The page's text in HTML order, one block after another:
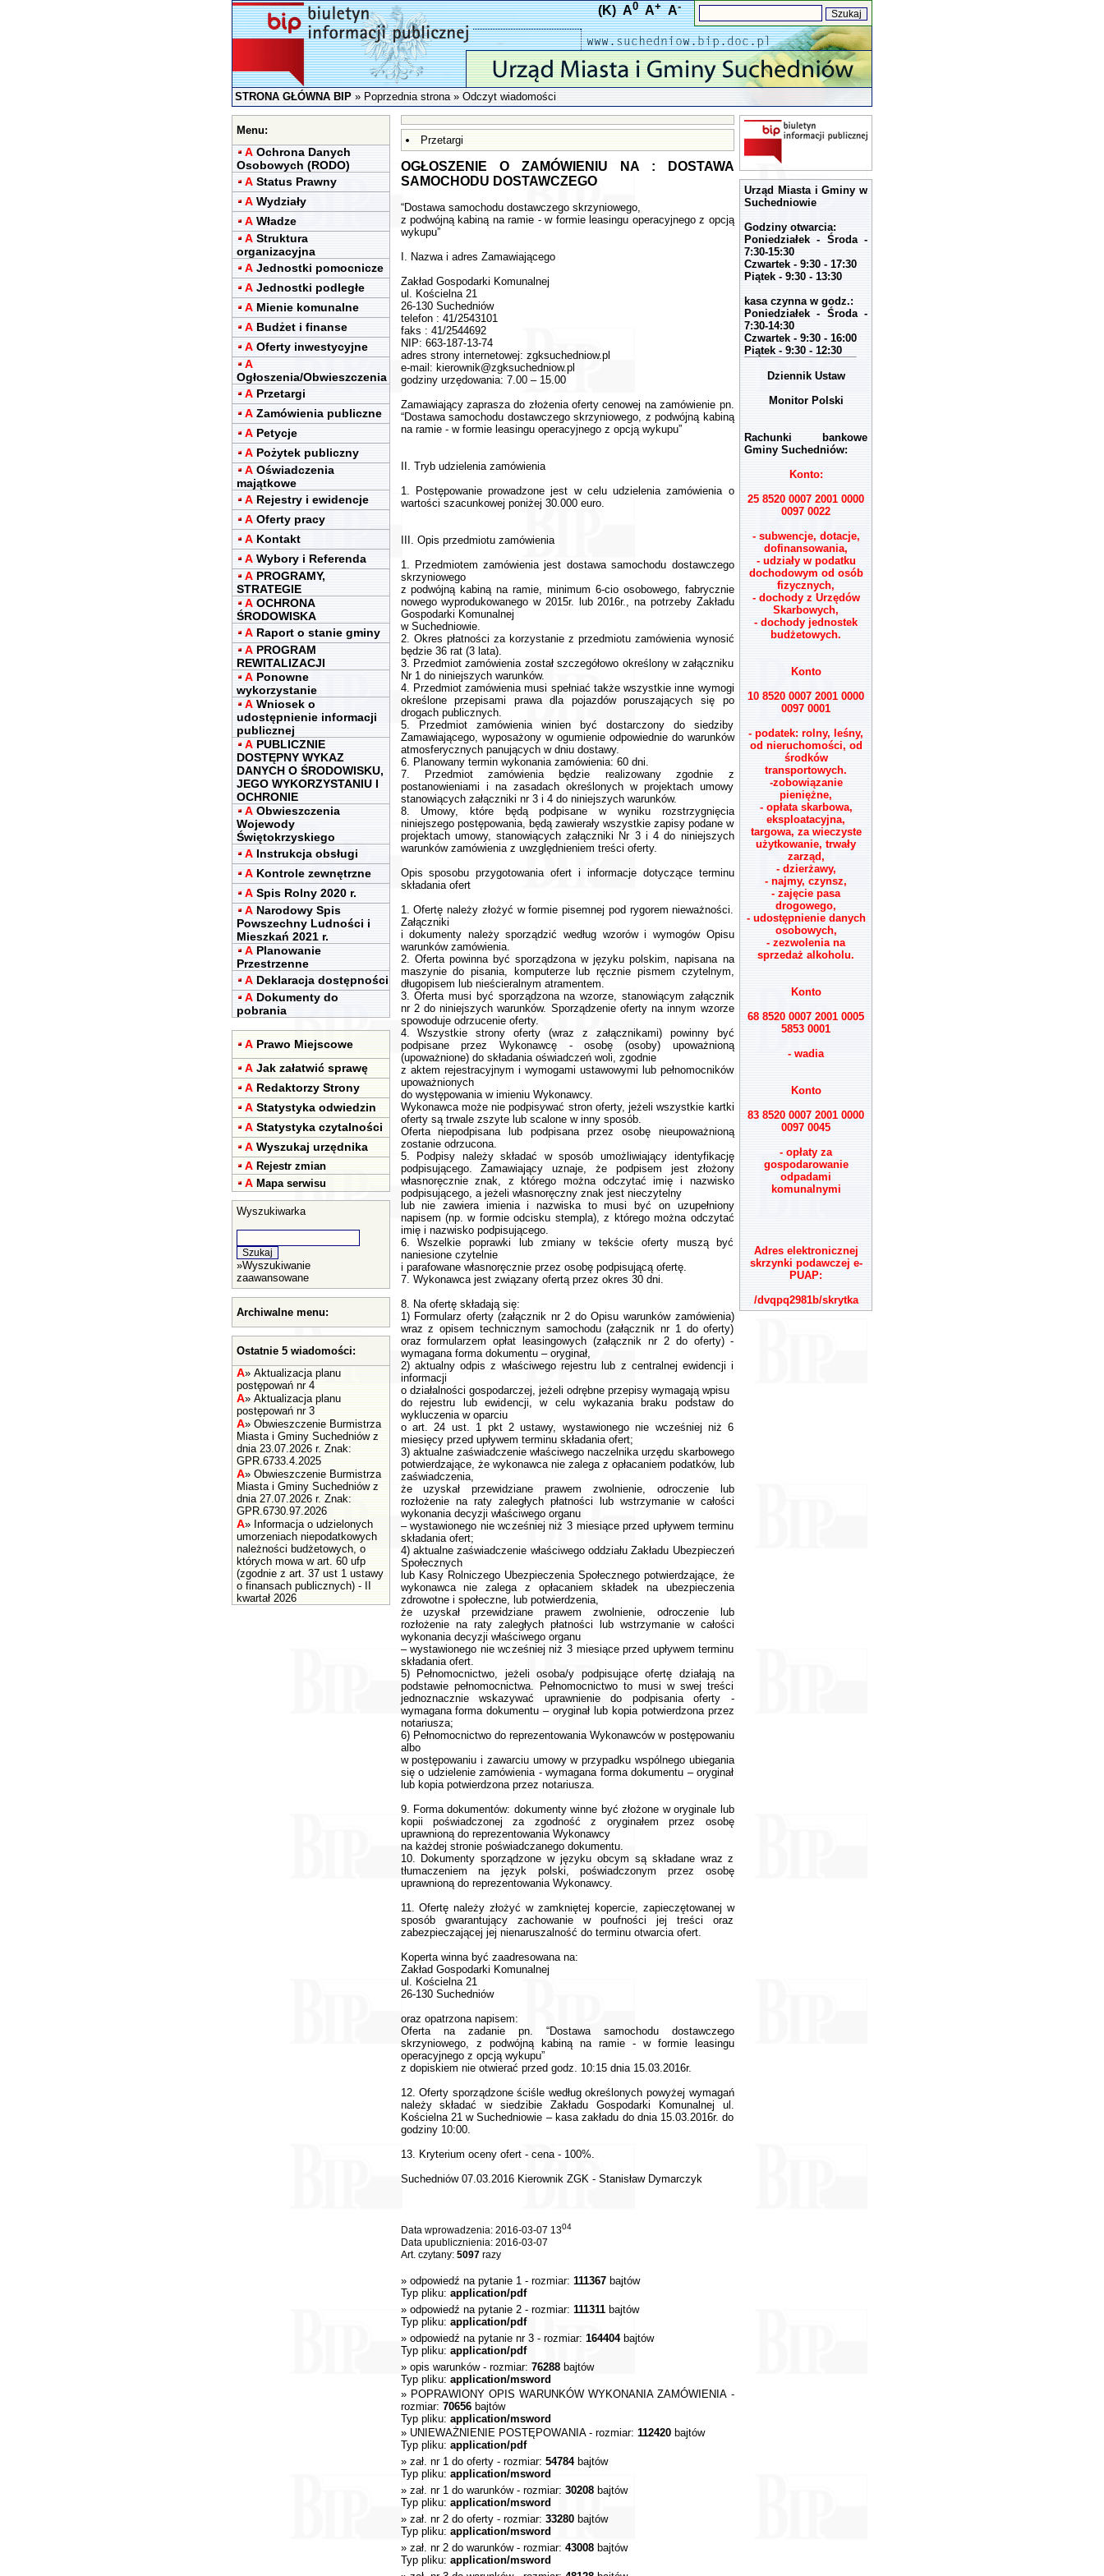
(K) A0 A+ A-
STRONA GŁÓWNA BIP»Poprzednia strona» Odczyt wiadomości
Menu:
A Ochrona Danych
Osobowych (RODO)
A Status Prawny
A Wydziały
A Władze
A Struktura
organizacyjna
A Jednostki pomocnicze
A Jednostki podległe
A Mienie komunalne
A Budżet i finanse
A Oferty inwestycyjne
A
Ogłoszenia/Obwieszczenia
A Przetargi
A Zamówienia publiczne
A Petycje
A Pożytek publiczny
A Oświadczenia
majątkowe
A Rejestry i ewidencje
A Oferty pracy
A Kontakt
A Wybory i Referenda
A PROGRAMY,
STRATEGIE
A OCHRONA
ŚRODOWISKA
A Raport o stanie gminy
A PROGRAM
REWITALIZACJI
A Ponowne
wykorzystanie
A Wniosek o
udostępnienie informacji
publicznej
A PUBLICZNIE
DOSTĘPNY WYKAZ
DANYCH O ŚRODOWISKU,
JEGO WYKORZYSTANIU I
OCHRONIE
A Obwieszczenia
Wojewody
Świętokrzyskiego
A Instrukcja obsługi
A Kontrole zewnętrzne
A Spis Rolny 2020 r.
A Narodowy Spis
Powszechny Ludności i
Mieszkań 2021 r.
A Planowanie
Przestrzenne
A Deklaracja dostępności
A Dokumenty do
pobrania
A Prawo Miejscowe
A Jak załatwić sprawę
A Redaktorzy Strony
A Statystyka odwiedzin
A Statystyka czytalności
A Wyszukaj urzędnika
A Rejestr zmian
A Mapa serwisu
Wyszukiwarka
»Wyszukiwanie
zaawansowane
Archiwalne menu:
Ostatnie 5 wiadomości:
A» Aktualizacja planu
postępowań nr 4
A» Aktualizacja planu
postępowań nr 3
A» Obwieszczenie Burmistrza
Miasta i Gminy Suchedniów z
dnia 23.07.2026 r. Znak:
GPR.6733.4.2025
A» Obwieszczenie Burmistrza
Miasta i Gminy Suchedniów z
dnia 27.07.2026 r. Znak:
GPR.6730.97.2026
A» Informacja o udzielonych
umorzeniach niepodatkowych
należności budżetowych, o
których mowa w art. 60 ufp
(zgodnie z art. 37 ust 1 ustawy
o finansach publicznych) - II
kwartał 2026
Przetargi
OGŁOSZENIE O ZAMÓWIENIU NA : DOSTAWA
SAMOCHODU DOSTAWCZEGO
“Dostawa samochodu dostawczego skrzyniowego,
z podwójną kabiną na ramie - w formie leasingu operacyjnego z opcją
wykupu”
I. Nazwa i adres Zamawiającego
Zakład Gospodarki Komunalnej
ul. Kościelna 21
26-130 Suchedniów
telefon : 41/2543101
faks : 41/2544692
NIP: 663-187-13-74
adres strony internetowej: zgksuchedniow.pl
e-mail: kierownik@zgksuchedniow.pl
godziny urzędowania: 7.00 – 15.00
Zamawiający zaprasza do złożenia oferty cenowej na zamówienie pn.
“Dostawa samochodu dostawczego skrzyniowego, z podwójną kabiną
na ramie - w formie leasingu operacyjnego z opcją wykupu”
II. Tryb udzielenia zamówienia
1. Postępowanie prowadzone jest w celu udzielenia zamówienia o
wartości szacunkowej poniżej 30.000 euro.
III. Opis przedmiotu zamówienia
1. Przedmiotem zamówienia jest dostawa samochodu dostawczego
skrzyniowego
z podwójną kabiną na ramie, minimum 6-cio osobowego, fabrycznie
nowego wyprodukowanego w 2015r. lub 2016r., na potrzeby Zakładu
Gospodarki Komunalnej
w Suchedniowie.
2. Okres płatności za korzystanie z przedmiotu zamówienia wynosić
będzie 36 rat (3 lata).
3. Przedmiot zamówienia został szczegółowo określony w załączniku
Nr 1 do niniejszych warunków.
4. Przedmiot zamówienia musi spełniać także wszystkie inne wymogi
określone przepisami prawa dla pojazdów poruszających się po
drogach publicznych.
5. Przedmiot zamówienia winien być dostarczony do siedziby
Zamawiającego, wyposażony w ogumienie odpowiednie do warunków
atmosferycznych panujących w dniu dostawy.
6. Planowany termin wykonania zamówienia: 60 dni.
7. Przedmiot zamówienia będzie realizowany zgodnie z
postanowieniami i na zasadach określonych w projektach umowy
stanowiących załączniki nr 3 i 4 do niniejszych warunków.
8. Umowy, które będą podpisane w wyniku rozstrzygnięcia
niniejszego postępowania, będą zawierały wszystkie zapisy podane w
projektach umowy, stanowiących załączniki Nr 3 i 4 do niniejszych
warunków zamówienia z uwzględnieniem treści oferty.
Opis sposobu przygotowania ofert i informacje dotyczące terminu
składania ofert
1. Ofertę należy złożyć w formie pisemnej pod rygorem nieważności.
Załączniki
i dokumenty należy sporządzić według wzorów i wymogów Opisu
warunków zamówienia.
2. Oferta powinna być sporządzona w języku polskim, napisana na
maszynie do pisania, komputerze lub ręcznie pismem czytelnym,
długopisem lub nieścieralnym atramentem.
3. Oferta musi być sporządzona na wzorze, stanowiącym załącznik
nr 2 do niniejszych warunków. Sporządzenie oferty na innym wzorze
spowoduje odrzucenie oferty.
4. Wszystkie strony oferty (wraz z załącznikami) powinny być
podpisane przez Wykonawcę - osobę (osoby) upoważnioną
(upoważnione) do składania oświadczeń woli, zgodnie
z aktem rejestracyjnym i wymogami ustawowymi lub pełnomocników
upoważnionych
do występowania w imieniu Wykonawcy.
Wykonawca może nie podpisywać stron oferty, jeżeli wszystkie kartki
oferty są trwale zszyte lub scalone w inny sposób.
Oferta niepodpisana lub podpisana przez osobę nieupoważnioną
zostanie odrzucona.
5. Podpisy należy składać w sposób umożliwiający identyfikację
podpisującego. Zamawiający uznaje, że podpisem jest złożony
własnoręcznie znak, z którego można odczytać imię i nazwisko
podpisującego, a jeżeli własnoręczny znak jest nieczytelny
lub nie zawiera imienia i nazwiska to musi być on uzupełniony
napisem (np. w formie odcisku stempla), z którego można odczytać
imię i nazwisko podpisującego.
6. Wszelkie poprawki lub zmiany w tekście oferty muszą być
naniesione czytelnie
i parafowane własnoręcznie przez osobę podpisującą ofertę.
7. Wykonawca jest związany ofertą przez okres 30 dni.
8. Na ofertę składają się:
1) Formularz oferty (załącznik nr 2 do Opisu warunków zamówienia)
wraz z opisem technicznym samochodu (załącznik nr 1 do oferty)
oraz formularzem opłat leasingowych (załącznik nr 2 do oferty) -
wymagana forma dokumentu – oryginał,
2) aktualny odpis z właściwego rejestru lub z centralnej ewidencji i
informacji
o działalności gospodarczej, jeżeli odrębne przepisy wymagają wpisu
do rejestru lub ewidencji, w celu wykazania braku podstaw do
wykluczenia w oparciu
o art. 24 ust. 1 pkt 2 ustawy, wystawionego nie wcześniej niż 6
miesięcy przed upływem terminu składania ofert;
3) aktualne zaświadczenie właściwego naczelnika urzędu skarbowego
potwierdzające, że wykonawca nie zalega z opłacaniem podatków, lub
zaświadczenia,
że uzyskał przewidziane prawem zwolnienie, odroczenie lub
rozłożenie na raty zaległych płatności lub wstrzymanie w całości
wykonania decyzji właściwego organu
– wystawionego nie wcześniej niż 3 miesiące przed upływem terminu
składania ofert;
4) aktualne zaświadczenie właściwego oddziału Zakładu Ubezpieczeń
Społecznych
lub Kasy Rolniczego Ubezpieczenia Społecznego potwierdzające, że
wykonawca nie zalega z opłacaniem składek na ubezpieczenia
zdrowotne i społeczne, lub potwierdzenia,
że uzyskał przewidziane prawem zwolnienie, odroczenie lub
rozłożenie na raty zaległych płatności lub wstrzymanie w całości
wykonania decyzji właściwego organu
– wystawionego nie wcześniej niż 3 miesiące przed upływem terminu
składania ofert.
5) Pełnomocnictwo, jeżeli osoba/y podpisujące ofertę działają na
podstawie pełnomocnictwa. Pełnomocnictwo to musi w swej treści
jednoznacznie wskazywać uprawnienie do podpisania oferty -
wymagana forma dokumentu – oryginał lub kopia potwierdzona przez
notariusza;
6) Pełnomocnictwo do reprezentowania Wykonawców w postępowaniu
albo
w postępowaniu i zawarciu umowy w przypadku wspólnego ubiegania
się o udzielenie zamówienia - wymagana forma dokumentu – oryginał
lub kopia potwierdzona przez notariusza.
9. Forma dokumentów: dokumenty winne być złożone w oryginale lub
kopii poświadczonej za zgodność z oryginałem przez osobę
uprawnioną do reprezentowania Wykonawcy
na każdej stronie poświadczanego dokumentu.
10. Dokumenty sporządzone w języku obcym są składane wraz z
tłumaczeniem na język polski, poświadczonym przez osobę
uprawnioną do reprezentowania Wykonawcy.
11. Ofertę należy złożyć w zamkniętej kopercie, zapieczętowanej w
sposób gwarantujący zachowanie w poufności jej treści oraz
zabezpieczającej jej nienaruszalność do terminu otwarcia ofert.
Koperta winna być zaadresowana na:
Zakład Gospodarki Komunalnej
ul. Kościelna 21
26-130 Suchedniów
oraz opatrzona napisem:
Oferta na zadanie pn. “Dostawa samochodu dostawczego
skrzyniowego, z podwójną kabiną na ramie - w formie leasingu
operacyjnego z opcją wykupu”
z dopiskiem nie otwierać przed godz. 10:15 dnia 15.03.2016r.
12. Oferty sporządzone ściśle według określonych powyżej wymagań
należy składać w siedzibie Zakładu Gospodarki Komunalnej ul.
Kościelna 21 w Suchedniowie – kasa zakładu do dnia 15.03.2016r. do
godziny 10:00.
13. Kryterium oceny ofert - cena - 100%.
Suchedniów 07.03.2016 Kierownik ZGK - Stanisław Dymarczyk
Data wprowadzenia: 2016-03-07 1304
Data upublicznienia: 2016-03-07
Art. czytany: 5097razy
» odpowiedź na pytanie 1- rozmiar: 111367bajtów
Typ pliku: application/pdf
» odpowiedź na pytanie 2- rozmiar: 111311bajtów
Typ pliku: application/pdf
» odpowiedź na pytanie nr 3- rozmiar: 164404bajtów
Typ pliku: application/pdf
» opis warunków- rozmiar: 76288bajtów
Typ pliku: application/msword
» POPRAWIONY OPIS WARUNKÓW WYKONANIA ZAMÓWIENIA-
rozmiar: 70656bajtów
Typ pliku: application/msword
» UNIEWAŻNIENIE POSTĘPOWANIA- rozmiar: 112420bajtów
Typ pliku: application/pdf
» zał. nr 1 do oferty- rozmiar: 54784bajtów
Typ pliku: application/msword
» zał. nr 1 do warunków- rozmiar: 30208bajtów
Typ pliku: application/msword
» zał. nr 2 do oferty- rozmiar: 33280bajtów
Typ pliku: application/msword
» zał. nr 2 do warunków- rozmiar: 43008bajtów
Typ pliku: application/msword
Urząd Miasta i Gminy w
Suchedniowie
Godziny otwarcia:
Poniedziałek - Środa -
7:30-15:30
Czwartek - 9:30 - 17:30
Piątek - 9:30 - 13:30
kasa czynna w godz.:
Poniedziałek - Środa -
7:30-14:30
Czwartek - 9:30 - 16:00
Piątek - 9:30 - 12:30
Dziennik Ustaw
Monitor Polski
Rachunki bankowe
Gminy Suchedniów:
Konto:
25 8520 0007 2001 0000
0097 0022
- subwencje, dotacje,
dofinansowania,
- udziały w podatku
dochodowym od osób
fizycznych,
- dochody z Urzędów
Skarbowych,
- dochody jednostek
budżetowych.
Konto
10 8520 0007 2001 0000
0097 0001
- podatek: rolny, leśny,
od nieruchomości, od
środków
transportowych.
-zobowiązanie
pieniężne,
- opłata skarbowa,
eksploatacyjna,
targowa, za wieczyste
użytkowanie, trwały
zarząd,
- dzierżawy,
- najmy, czynsz,
- zajęcie pasa
drogowego,
- udostępnienie danych
osobowych,
- zezwolenia na
sprzedaż alkoholu.
Konto
68 8520 0007 2001 0005
5853 0001
- wadia
Konto
83 8520 0007 2001 0000
0097 0045
- opłaty za
gospodarowanie
odpadami
komunalnymi
Adres elektronicznej
skrzynki podawczej e-
PUAP:
/dvqpq2981b/skrytka